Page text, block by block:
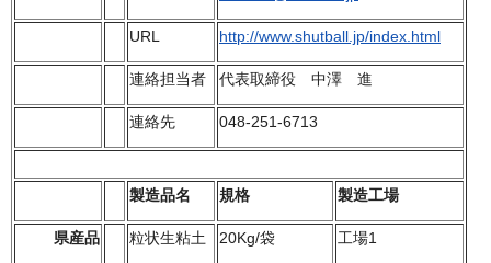
URL http://www.shutball.jp/index.html
連絡担当者 代表取締役 中澤 進
連絡先 048-251-6713
製造品名 規格 製造工場
県産品 粒状生粘土 20Kg/袋 工場1